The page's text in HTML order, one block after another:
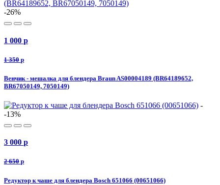
-26%
1 000 p
1 350 p
Венчик - мешалка для блендера Braun AS00004189 (BR64189652,
BR67050149, 7050149)
-
-13%
3 000 p
2 650 p
Редуктор к чаше для блендера Bosch 651066 (00651066)